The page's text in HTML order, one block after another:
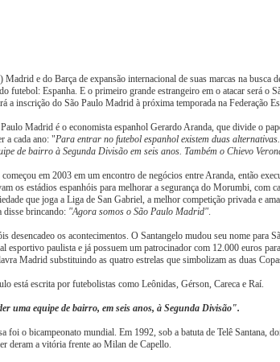
Madrid e do Barça de expansão internacional de suas marcas na
futebol: Espanha. E o primeiro grande estrangeiro em o atacar será
a inscrição do São Paulo Madrid à próxima temporada na Federação
Madrid é o economista espanhol Gerardo Aranda, que divide o
a cada ano: "Para entrar no futebol espanhol existem duas
de bairro à Segunda Divisão em seis anos. Também o Chievo
em 2003 em um encontro de negócios entre Aranda, então
os estádios espanhóis para melhorar a segurança do Morumbi, com
que joga a Liga de San Gabriel, a melhor competição privada e
disse brincando: "Agora somos o São Paulo Madrid".
desencadeo os acontecimentos. O Santangelo mudou seu nome para
esportivo paulista e já possuem um patrocinador com 12.000 euros
Madrid substituindo as quatro estrelas que simbolizam as duas
está escrita por futebolistas como Leônidas, Gérson, Careca e Raí.
uma equipe de bairro, em seis anos, à Segunda Divisão".
foi o bicampeonato mundial. Em 1992, sob a batuta de Telê
deram a vitória frente ao Milan de Capello.